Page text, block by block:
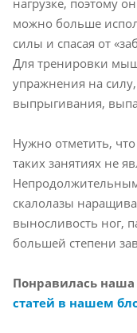
можно больше
силы и спасая от
Для тренировки
упражнения на
выпрыгивания,
Нужно отметить,
таких занятиях не
скалолазы
выносливость ног,
большей степени
Понравилась наша
статей в нашем